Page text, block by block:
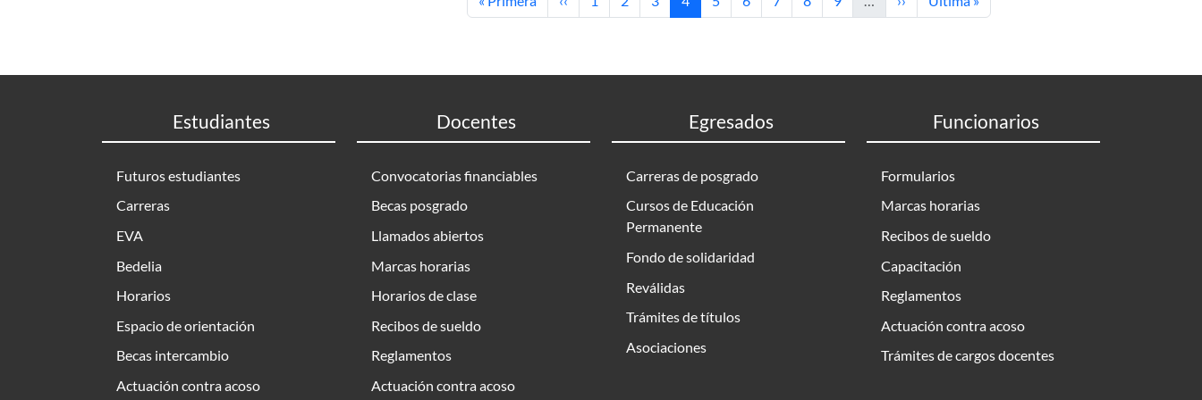
Estudiantes
Futuros estudiantes
Carreras
EVA
Bedelia
Horarios
Espacio de orientación
Becas intercambio
Actuación contra acoso
Docentes
Convocatorias financiables
Becas posgrado
Llamados abiertos
Marcas horarias
Horarios de clase
Recibos de sueldo
Reglamentos
Actuación contra acoso
Egresados
Carreras de posgrado
Cursos de Educación
Permanente
Fondo de solidaridad
Reválidas
Trámites de títulos
Asociaciones
Funcionarios
Formularios
Marcas horarias
Recibos de sueldo
Capacitación
Reglamentos
Actuación contra acoso
Trámites de cargos docentes